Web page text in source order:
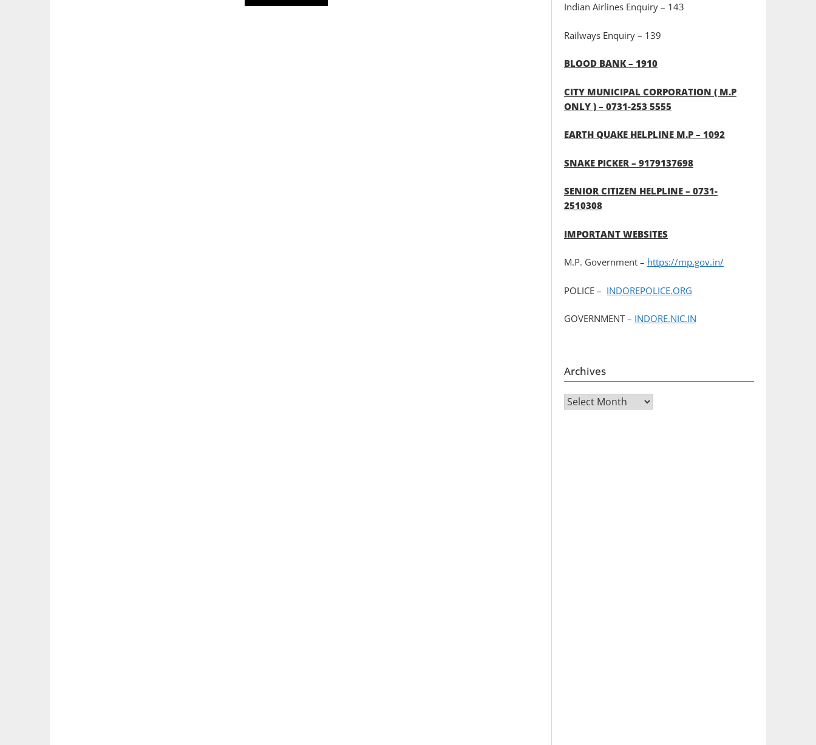
Indian Airlines Enquiry – 143
Railways Enquiry – 139
BLOOD BANK – 1910
CITY MUNICIPAL CORPORATION ( M.P
ONLY ) – 0731-253 5555
EARTH QUAKE HELPLINE M.P – 1092
SNAKE PICKER – 9179137698
SENIOR CITIZEN HELPLINE – 0731-
2510308
IMPORTANT WEBSITES
M.P. Government – https://mp.gov.in/
POLICE – INDOREPOLICE.ORG
GOVERNMENT – INDORE.NIC.IN
Archives
Archives